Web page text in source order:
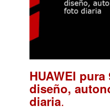
HUAWEI
diseño,
diaria.